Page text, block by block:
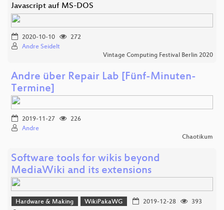
Javascript auf MS-DOS
2020-10-10
272
Andre Seidelt
Vintage Computing Festival Berlin 2020
Andre über Repair Lab [Fünf-Minuten-
Termine]
2019-11-27
226
Andre
Chaotikum
Software tools for wikis beyond
MediaWiki and its extensions
Hardware & Making WikiPakaWG 2019-12-28
393